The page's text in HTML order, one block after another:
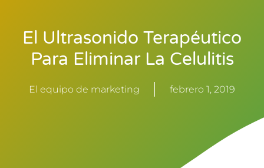
El Ultrasonido Terapéutico
Para Eliminar La Celulitis
El equipo de marketing febrero 1, 2019